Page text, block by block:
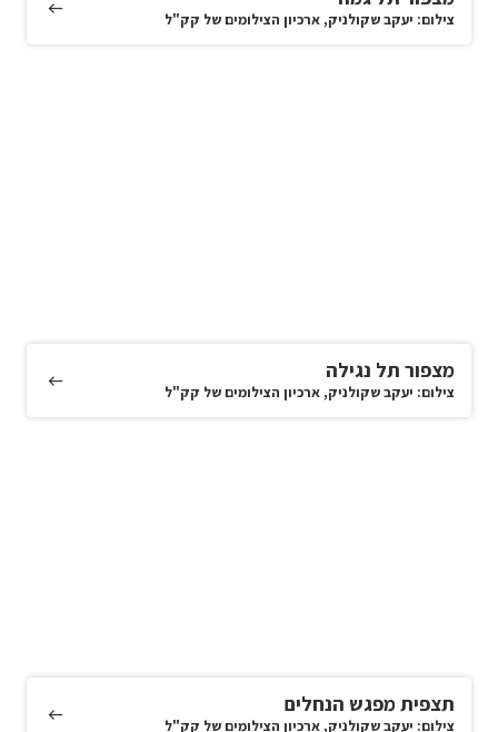
צילום: יעקב שקולניק, ארכיון הצילומים של קק"ל
מצפור תל נגילה
צילום: יעקב שקולניק, ארכיון הצילומים של קק"ל
תצפית מפגש הנחלים
צילום: יעקב שקולניק, ארכיון הצילומים של קק"ל